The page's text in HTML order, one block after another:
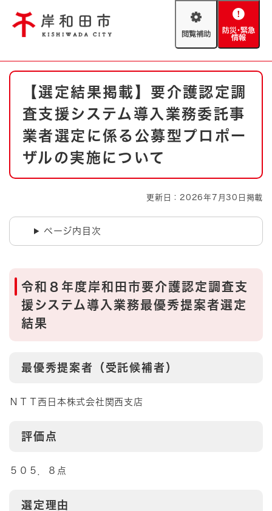
閲
助
防
緊
情
報
やさしい日本語
文字サイズ 標準 拡大
背景色変更 白 黒 青
とじる
防災・緊急情報 救急・消防
ハザードマップ AED設置箇所
とじる
本
【選定結果掲載】要介護認定調
査支援システム導入業務委託事
業者選定に係る公募型プロポー
ザルの実施について
更新日：2026年7月30日掲載
ページ内目次
令和８年度岸和田市要介護認定調査支
援システム導入業務最優秀提案者選定
結果
最優秀提案者（受託候補者）
ＮＴＴ西日本株式会社関西支店
評価点
５０５．８点
選定理由